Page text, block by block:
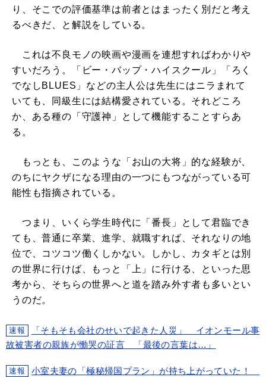
り、そこでの評価基準は前者とはまったく別だと考え
るべきだ、と解説をしている。
これは不良モノの映画や漫画を連想すればわかりや
すいだろう。「ビー・バップ・ハイスクール」「ろく
でなしBLUES」などの主人公は先生にはニラまれて
いても、同級生には結構愛されている。それどころ
か、ある種の「守護神」として機能することすらあ
る。
もっとも、このような「お山の大将」的な経験が、
のちにヤクザになる理由の一つにもつながっている可
能性も指摘されている。
つまり、いくら学生時代に「番長」として君臨でき
ても、普通に卒業、進学、就職すれば、それなりの地
位で、コツコツ働くしかない。しかし、カタギとは別
の世界に行けば、もっと「上」に行ける、といった思
考から、そちらの世界へと道を踏み外す者も多いとい
うのだ。
速報
「そもそも会社のせいで起きた人災」 イオンモール事
故被害者の親族が慟哭の証言 「最後の言葉は…」
速報 小室夫妻の「極秘帰国プラン」が持ち上がっていた！